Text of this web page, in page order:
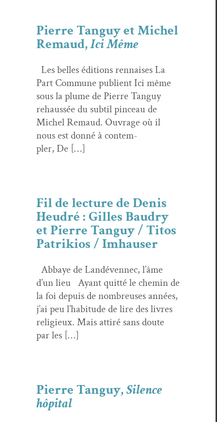
Pierre Tanguy et Michel
Remaud,Ici Même
Les belles édi­tions ren­nais­es La
Part Com­mune pub­lient Ici même
sous la plume de Pierre Tan­guy
rehaussée du sub­til pinceau de
Michel Remaud. Ouvrage où il
nous est don­né à con­tem­
pler, De […]
Fil de lecture de Denis
Heudré : Gilles Baudry
et Pierre Tanguy / Titos
Patrikios / Imhauser
Abbaye de Landéven­nec, l’âme
d’un lieu Ayant quit­té le chemin de
la foi depuis de nom­breuses années,
j’ai peu l’habitude de lire des livres
religieux. Mais attiré sans doute
par les […]
Pierre Tanguy,Silence
hôpital